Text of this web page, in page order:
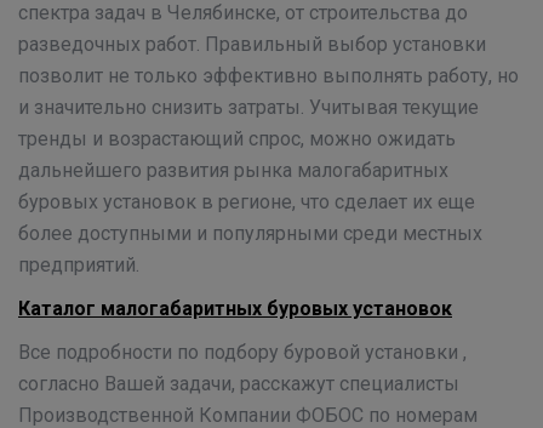
спектра задач в Челябинске, от строительства до
разведочных работ. Правильный выбор установки
позволит не только эффективно выполнять работу, но
и значительно снизить затраты. Учитывая текущие
тренды и возрастающий спрос, можно ожидать
дальнейшего развития рынка малогабаритных
буровых установок в регионе, что сделает их еще
более доступными и популярными среди местных
предприятий.
Каталог малогабаритных буровых установок
Все подробности по подбору буровой установки ,
согласно Вашей задачи, расскажут специалисты
Производственной Компании ФОБОС по номерам